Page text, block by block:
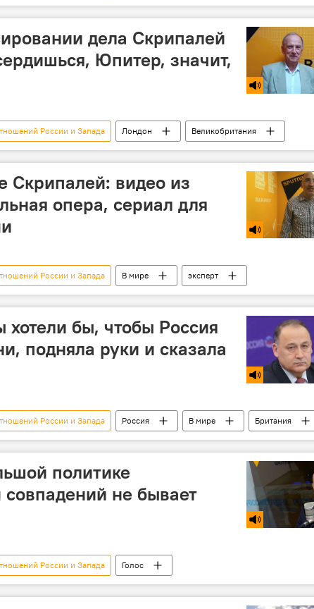
дела Скрипалей
Юпитер, значит,
России и Запада Лондон
Великобритания
Скрипалей: видео из
опера, сериал для
России и Запада В мире
эксперт
хотели бы, чтобы Россия
подняла руки и сказала
России и Запада Россия В мире
Британия
политике
совпадений не бывает
России и Запада Голос